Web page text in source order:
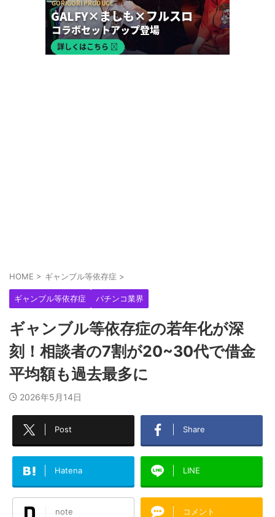
HOME > ギャンブル等依存症 >
ギャンブル等依存症 パチンコ業界
ギャンブル等依存症の若年化が深
刻！相談者の7割が20~30代で借金
平均額も過去最多に
2026年5月14日
Post Share
Hatena LINE
note コメント